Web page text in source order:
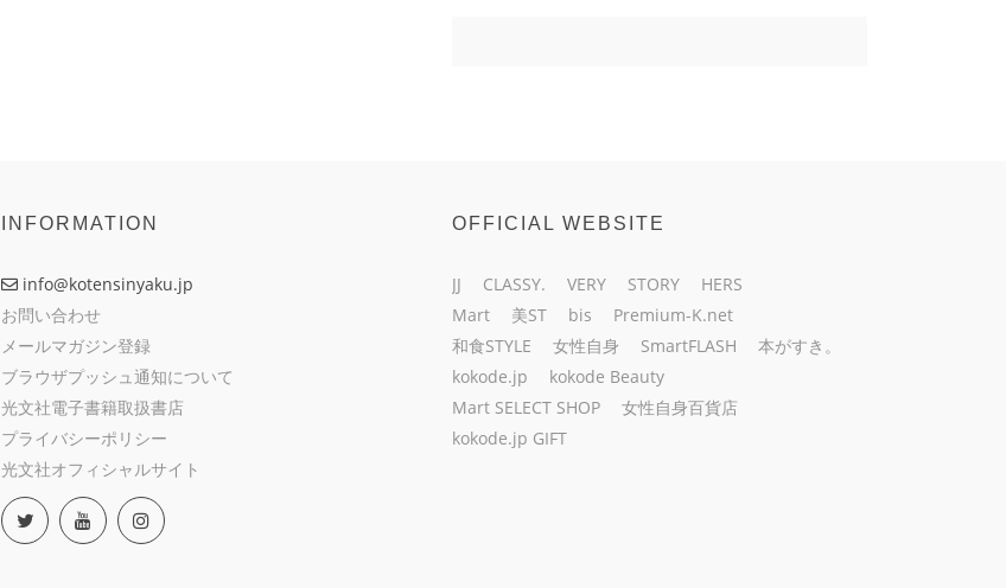
INFORMATION
info@kotensinyaku.jp
お問い合わせ
メールマガジン登録
ブラウザプッシュ通知について
光文社電子書籍取扱書店
プライバシーポリシー
光文社オフィシャルサイト
OFFICIAL WEBSITE
JJ CLASSY. VERY STORY
HERS
Mart
美ST bis
Premium-K.net
和食STYLE
女性自身 SmartFLASH
本がすき。
kokode.jp
kokode Beauty
Mart SELECT SHOP
女性自身百貨店
kokode.jp GIFT